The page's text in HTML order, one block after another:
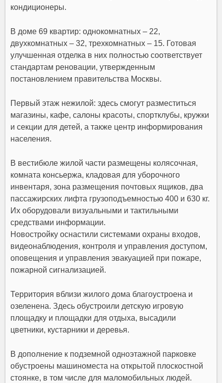
кондиционеры.
В доме 69 квартир: однокомнатных – 22,
двухкомнатных – 32, трехкомнатных – 15. Готовая
улучшенная отделка в них полностью соответствует
стандартам реновации, утвержденным
постановлением правительства Москвы.
Первый этаж нежилой: здесь смогут разместиться
магазины, кафе, салоны красоты, спортклубы, кружки
и секции для детей, а также центр информирования
населения.
В вестибюле жилой части размещены колясочная,
комната консьержа, кладовая для уборочного
инвентаря, зона размещения почтовых ящиков, два
пассажирских лифта грузоподъемностью 400 и 630 кг.
Их оборудовали визуальными и тактильными
средствами информации.
Новостройку оснастили системами охраны входов,
видеонаблюдения, контроля и управления доступом,
оповещения и управления эвакуацией при пожаре,
пожарной сигнализацией.
Территория вблизи жилого дома благоустроена и
озеленена. Здесь обустроили детскую игровую
площадку и площадки для отдыха, высадили
цветники, кустарники и деревья.
В дополнение к подземной одноэтажной парковке
обустроены машиноместа на открытой плоскостной
стоянке, в том числе для маломобильных людей.